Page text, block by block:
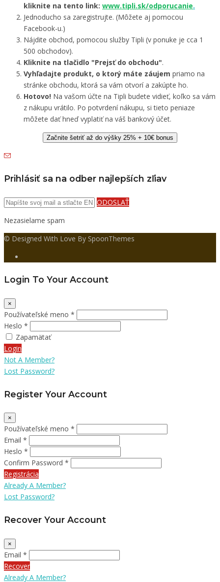
kliknite na tento link: www.tipli.sk/odporucanie.
Jednoducho sa zaregistrujte. (Môžete aj pomocou
Facebook-u.)
Nájdite obchod, pomocou služby Tipli (v ponuke je cca 1
500 obchodov).
Kliknite na tlačidlo "Prejsť do obchodu".
Vyhľadajte produkt, o ktorý máte záujem priamo na
stránke obchodu, ktorá sa vám otvorí a zakúpte ho.
Hotovo! Na vašom účte na Tipli budete vidieť, koľko sa vám
z nákupu vrátilo. Po potvrdení nákupu, si tieto peniaze
môžete dať hneď vyplatiť na váš bankový účet.
Začnite šetriť až do výšky 25% + 10€ bonus
Prihlásiť sa na odber najlepších zľiav
ODOSLAŤ
Nezasielame spam
© Designed With Love By SpoonThemes
Login To Your Account
×
Používateľské meno *
Heslo *
Zapamätať
Login
Not A Member?
Lost Password?
Register Your Account
×
Používateľské meno *
Email *
Heslo *
Confirm Password *
Registrácia
Already A Member?
Lost Password?
Recover Your Account
×
Email *
Recover
Already A Member?